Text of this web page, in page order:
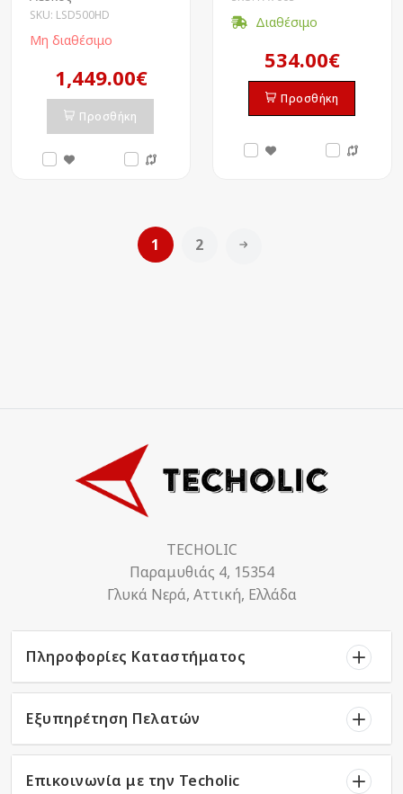
SKU: LSD500HD
Μη διαθέσιμο
1,449.00€
Προσθήκη
Διαθέσιμο
534.00€
Προσθήκη
1 2
TECHOLIC
Παραμυθιάς 4, 15354
Γλυκά Νερά, Αττική, Ελλάδα
Πληροφορίες Καταστήματος
Εξυπηρέτηση Πελατών
Επικοινωνία με την Techolic